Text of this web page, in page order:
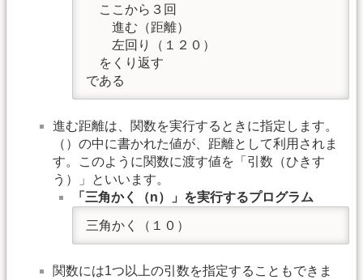
ここから３回
進む（距離）
左回り（１２０）
をくり返す
である
進む距離は、関数を実行するときに指定します。
（）の中に書かれた値が、距離として利用されま
す。このように関数に渡す値を「引数（ひきす
う）」といいます。
「三角かく（n）」を実行するプログラム
三角かく（１０）
関数には1つ以上の引数を指定することもできま